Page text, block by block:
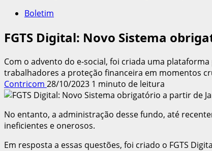
Boletim
FGTS Digital: Novo Sistema
Com o advento do e-social, foi criada uma
trabalhadores a proteção financeira em momentos
Contricom 28/10/2023 1 minuto de leitura
No entanto, a administração desse fundo, até
ineficientes e onerosos.
Em resposta a essas questões, foi criado o FGTS